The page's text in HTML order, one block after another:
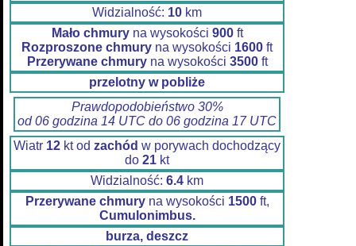
Widzialność: 10 km
Mało chmuryna wysokości 900ft
Rozproszone chmury na wysokości 1600 ft
Przerywane chmuryna wysokości 3500ft
przelotny w pobliże
Prawdopodobieństwo 30%
od 06 godzina 14 UTC do 06 godzina 17 UTC
Wiatr 12 kt od zachód w porywach dochodzący
do 21 kt
Widzialność: 6.4 km
Przerywane chmuryna wysokości 1500ft,
Cumulonimbus.
burza, deszcz